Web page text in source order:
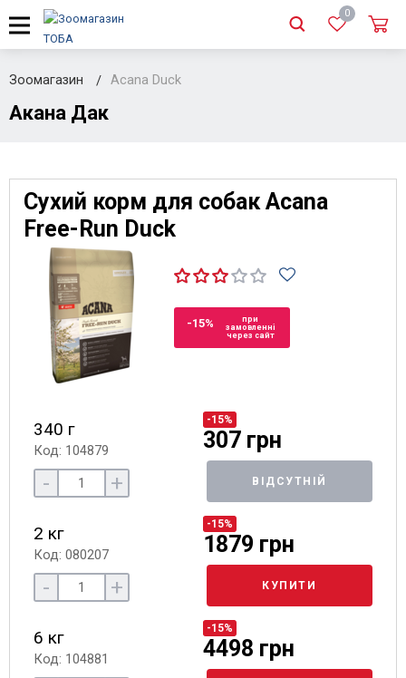
0
Зоомагазин Acana Duck
Акана Дак
Сухий корм для собак Acana
Free-Run Duck
-15%
при
замовленні
через сайт
340 г
Код: 104879
-15%
307 грн
- + ВІДСУТНІЙ
2 кг
Код: 080207
-15%
1879 грн
- + КУПИТИ
6 кг
Код: 104881
-15%
4498 грн